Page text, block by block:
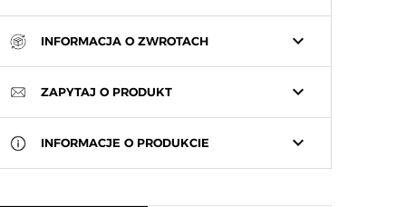
keyboard_arrow_down
INFORMACJA O ZWROTACH
keyboard_arrow_down
ZAPYTAJ O PRODUKT
keyboard_arrow_down
INFORMACJE O PRODUKCIE